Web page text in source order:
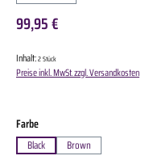
99,95 €
Inhalt:2 Stück
Preise inkl. MwSt. zzgl. Versandkosten
Farbeauswählen
Black Brown